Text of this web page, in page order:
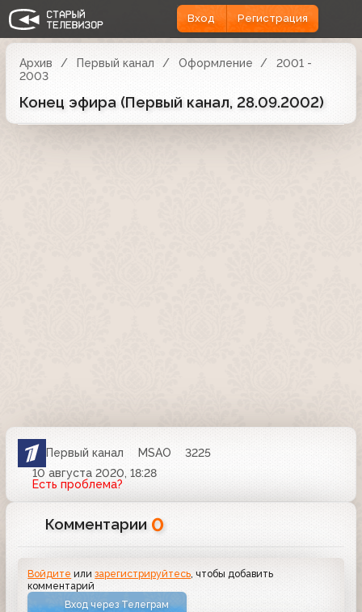
Вход Регистрация
Архив Первый канал Оформление
2001 -
2003
Конец эфира (Первый канал, 28.09.2002)
Первый канал MSAO
3225
10 августа 2020, 18:28
Есть проблема?
Комментарии 0
Войдите илизарегистрируйтесь , чтобы добавить
комментарий
Вход через Телеграм